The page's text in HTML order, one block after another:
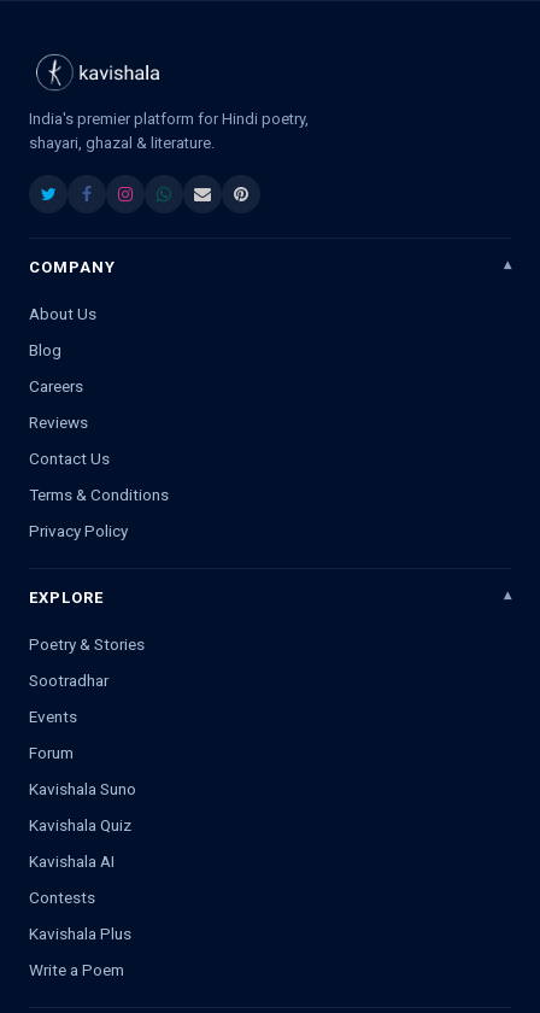
India's premier platform for Hindi poetry,
shayari, ghazal & literature.
COMPANY
About Us
Blog
Careers
Reviews
Contact Us
Terms & Conditions
Privacy Policy
EXPLORE
Poetry & Stories
Sootradhar
Events
Forum
Kavishala Suno
Kavishala Quiz
Kavishala AI
Contests
Kavishala Plus
Write a Poem